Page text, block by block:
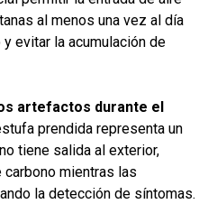
al menos una vez al día
evitar la acumulación de
artefactos durante el
prendida representa un
tiene salida al exterior,
mientras las
la detección de síntomas.